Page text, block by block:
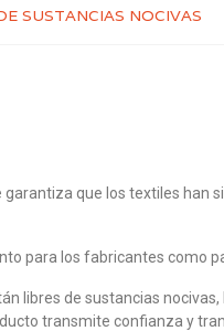
SUSTANCIAS NOCIVAS
que los textiles
para los fabricantes como
libres de sustancias
transmite confianza y